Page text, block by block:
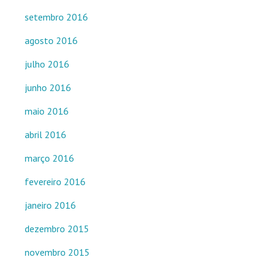
setembro 2016
agosto 2016
julho 2016
junho 2016
maio 2016
abril 2016
março 2016
fevereiro 2016
janeiro 2016
dezembro 2015
novembro 2015